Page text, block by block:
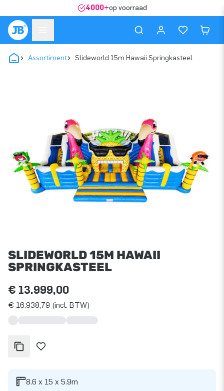
4000+op voorraad
Assortiment Slideworld 15m Hawaii Springkasteel
SLIDEWORLD 15M HAWAII
SPRINGKASTEEL
€ 13.999,00
€ 16.938,79 (incl. BTW)
8.6 x 15 x 5.9m